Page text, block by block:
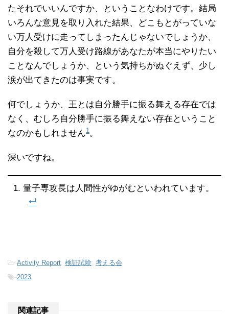
たそれでいいんですか、ということなわけです。結局
いろんな意見を取り入れた結果、どこもとがっていな
い万人受けに走ってしまったんじゃないでしょうか、
自分を殺して万人受け路線があなたが本当にやりたい
ことなんでしょうか、という気持ちがぬぐえず、少し
涙が出てきたのは事実です。
何でしょうか、王とは自分勝手に振る舞える存在では
なく、むしろ自分勝手に振る舞えない存在ということ
なのかもしれません1 。
深いですね。
量子専攻長は人間性がゆがむといわれています。
-Activity Report, 検証試験, 考える会
-2023
関連記事